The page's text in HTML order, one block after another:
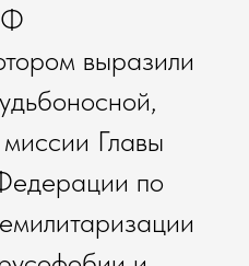
выразили
Главы
по